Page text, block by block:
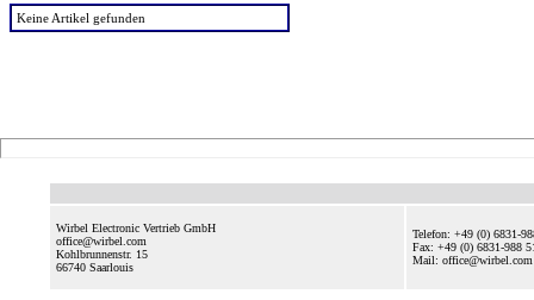
Keine Artikel gefunden
Wirbel Electronic Vertrieb GmbH
office@wirbel.com
Kohlbrunnenstr. 15
66740 Saarlouis
Telefon: +49 (0) 6831-
Fax: +49 (0) 6831-988
Mail: